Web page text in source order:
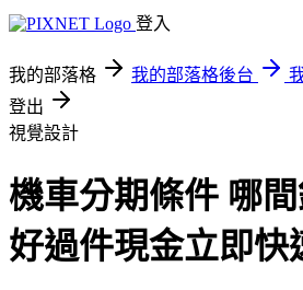
登入
我的部落格 我的部落格後台
登出
視覺設計
機車分期條件 哪
好過件現金立即快